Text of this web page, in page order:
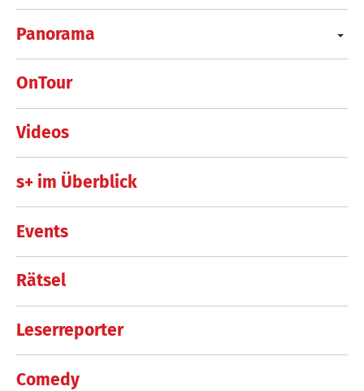
Panorama
OnTour
Videos
s+ im Überblick
Events
Rätsel
Leserreporter
Comedy